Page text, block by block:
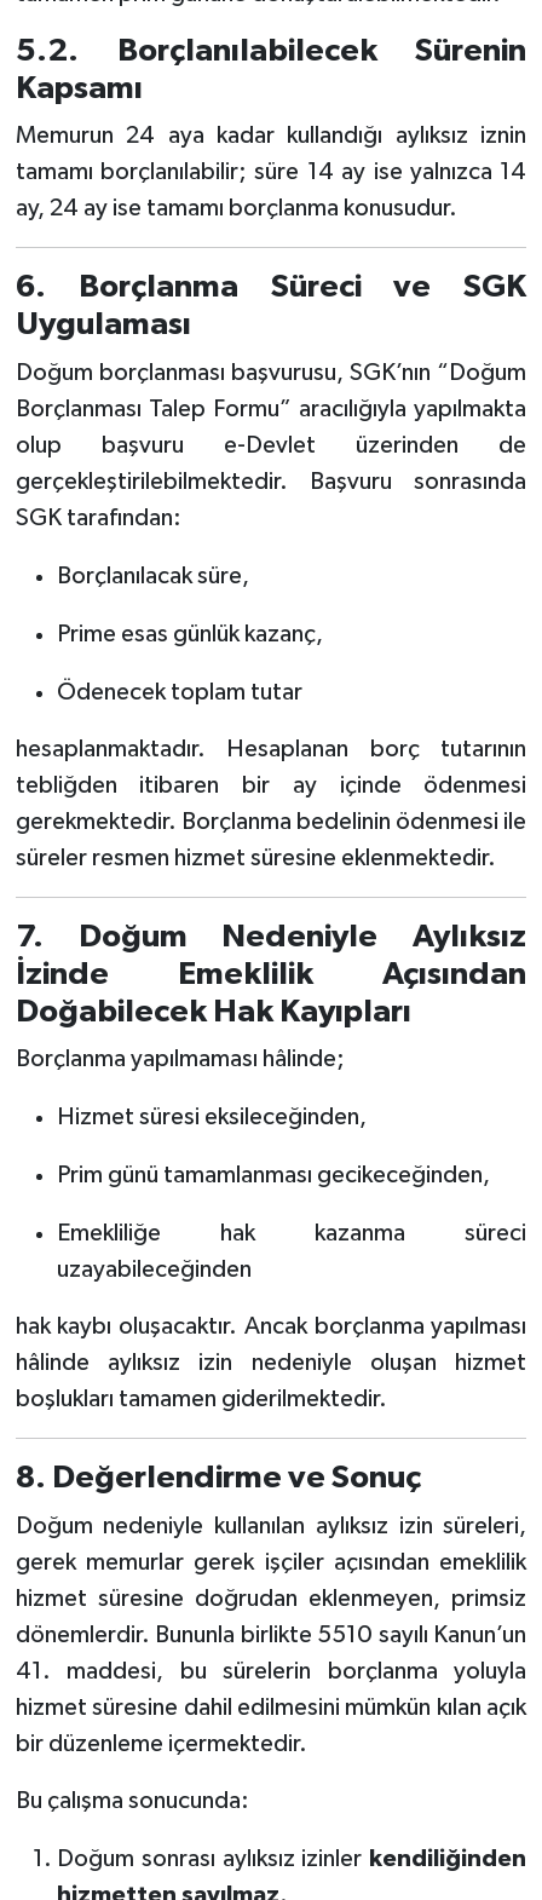
5.2. Borçlanılabilecek Sürenin
Kapsamı
Memurun 24 aya kadar kullandığı aylıksız iznin
tamamı borçlanılabilir; süre 14 ay ise yalnızca 14
ay, 24 ay ise tamamı borçlanma konusudur.
6. Borçlanma Süreci ve SGK
Uygulaması
Doğum borçlanması başvurusu, SGK’nın “Doğum
Borçlanması Talep Formu” aracılığıyla yapılmakta
olup başvuru e-Devlet üzerinden de
gerçekleştirilebilmektedir. Başvuru sonrasında
SGK tarafından:
Borçlanılacak süre,
Prime esas günlük kazanç,
Ödenecek toplam tutar
hesaplanmaktadır. Hesaplanan borç tutarının
tebliğden itibaren bir ay içinde ödenmesi
gerekmektedir. Borçlanma bedelinin ödenmesi ile
süreler resmen hizmet süresine eklenmektedir.
7. Doğum Nedeniyle Aylıksız
İzinde Emeklilik Açısından
Doğabilecek Hak Kayıpları
Borçlanma yapılmaması hâlinde;
Hizmet süresi eksileceğinden,
Prim günü tamamlanması gecikeceğinden,
Emekliliğe hak kazanma süreci
uzayabileceğinden
hak kaybı oluşacaktır. Ancak borçlanma yapılması
hâlinde aylıksız izin nedeniyle oluşan hizmet
boşlukları tamamen giderilmektedir.
8. Değerlendirme ve Sonuç
Doğum nedeniyle kullanılan aylıksız izin süreleri,
gerek memurlar gerek işçiler açısından emeklilik
hizmet süresine doğrudan eklenmeyen, primsiz
dönemlerdir. Bununla birlikte 5510 sayılı Kanun’un
41. maddesi, bu sürelerin borçlanma yoluyla
hizmet süresine dahil edilmesini mümkün kılan açık
bir düzenleme içermektedir.
Bu çalışma sonucunda:
Doğum sonrası aylıksız izinler kendiliğinden
hizmetten sayılmaz.